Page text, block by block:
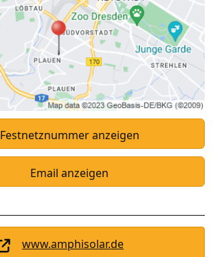
Festnetznummer anzeigen
Email anzeigen
www.amphisolar.de